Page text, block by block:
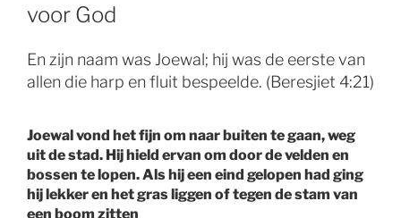
voor God
En zijn naam was Joewal; hij was de eerste van
allen die harp en fluit bespeelde. (Beresjiet 4:21)
Joewal vond het fijn om naar buiten te gaan, weg
uit de stad. Hij hield ervan om door de velden en
bossen te lopen. Als hij een eind gelopen had ging
hij lekker en het gras liggen of tegen de stam van
een boom zitten